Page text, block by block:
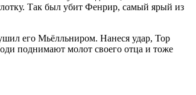
Так был убит Фенрир, самый ярый из
его Мьёлльниром. Нанеся удар, Тор
поднимают молот своего отца и тоже